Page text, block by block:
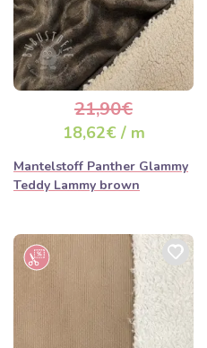
21,90€
18,62€ / m
Mantelstoff Panther Glammy
Teddy Lammy brown